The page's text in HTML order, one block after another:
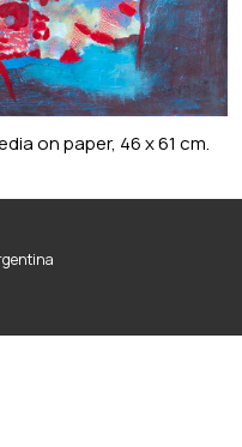
on paper, 46 x 61 cm.